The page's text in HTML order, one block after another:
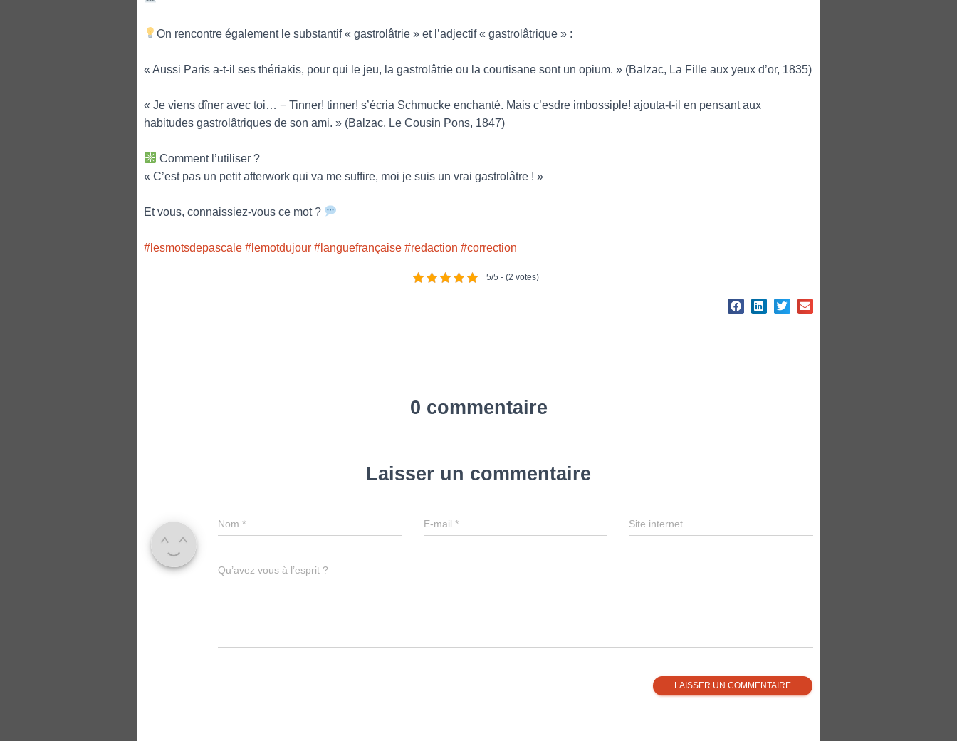
On rencontre également le substantif « gastrolâtrie » et l’adjectif « gastrolâtrique » :
« Aussi Paris a-t-il ses thériakis, pour qui le jeu, la gastrolâtrie ou la courtisane sont un opium. » (Balzac, La Fille aux yeux d’or, 1835)
« Je viens dîner avec toi… − Tinner! tinner! s’écria Schmucke enchanté. Mais c’esdre imbossiple! ajouta-t-il en pensant aux
habitudes gastrolâtriques de son ami. » (Balzac, Le Cousin Pons, 1847)
Comment l’utiliser ?
« C’est pas un petit afterwork qui va me suffire, moi je suis un vrai gastrolâtre ! »
Et vous, connaissiez-vous ce mot ?
#lesmotsdepascale #lemotdujour #languefrançaise #redaction #correction
5/5 - (2 votes)
0 commentaire
Laisser un commentaire
Nom * E-mail * Site internet
Qu’avez vous à l’esprit ?